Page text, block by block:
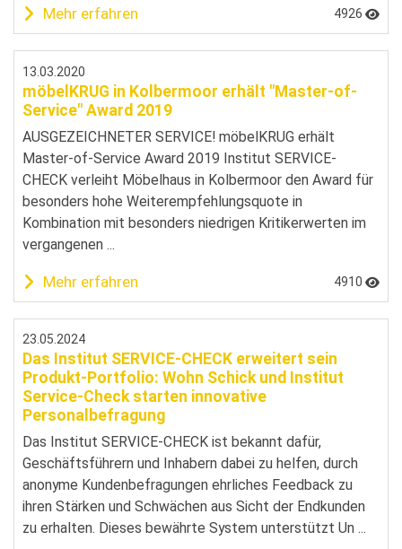
Mehr erfahren 4926
13.03.2020
möbelKRUG in Kolbermoor erhält "Master-of-
Service" Award 2019
AUSGEZEICHNETER SERVICE! möbelKRUG erhält
Master-of-Service Award 2019 Institut SERVICE-
CHECK verleiht Möbelhaus in Kolbermoor den Award für
besonders hohe Weiterempfehlungsquote in
Kombination mit besonders niedrigen Kritikerwerten im
vergangenen ...
Mehr erfahren 4910
23.05.2024
Das Institut SERVICE-CHECK erweitert sein
Produkt-Portfolio: Wohn Schick und Institut
Service-Check starten innovative
Personalbefragung
Das Institut SERVICE-CHECK ist bekannt dafür,
Geschäftsführern und Inhabern dabei zu helfen, durch
anonyme Kundenbefragungen ehrliches Feedback zu
ihren Stärken und Schwächen aus Sicht der Endkunden
zu erhalten. Dieses bewährte System unterstützt Un ...